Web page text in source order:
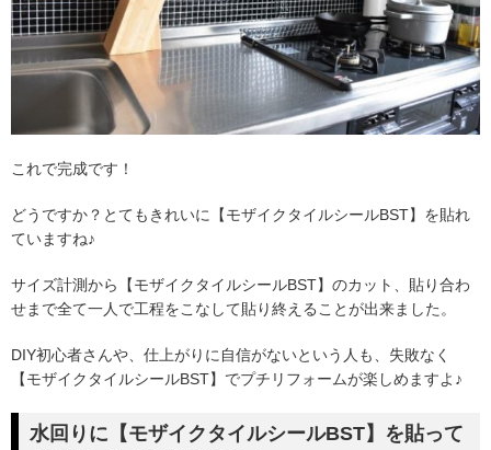
これで完成です！
どうですか？とてもきれいに【モザイクタイルシールBST】を貼れ
ていますね♪
サイズ計測から【モザイクタイルシールBST】のカット、貼り合わ
せまで全て一人で工程をこなして貼り終えることが出来ました。
DIY初心者さんや、仕上がりに自信がないという人も、失敗なく
【モザイクタイルシールBST】でプチリフォームが楽しめますよ♪
水回りに【モザイクタイルシールBST】を貼って